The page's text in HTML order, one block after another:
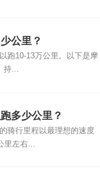
公里？
跑10-13万公里。以下是摩
持...
多少公里？
骑行里程以最理想的速度
里左右...